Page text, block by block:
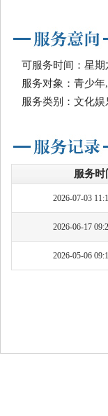
可服务时间：星期
服务对象：青少
服务类别：文化